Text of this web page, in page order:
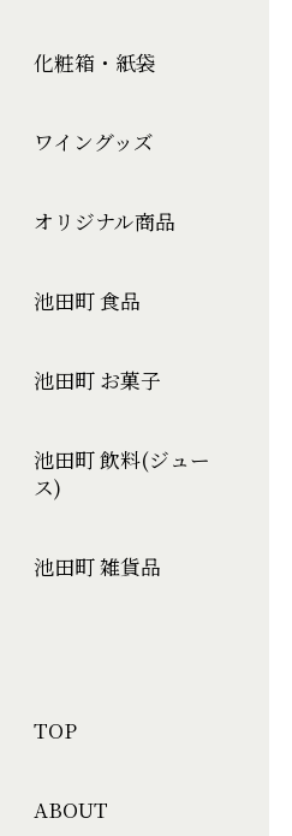
TOP
ABOUT
化粧箱・紙袋
ワイングッズ
オリジナル商品
池田町 食品
池田町 お菓子
池田町 飲料(ジュー
ス)
池田町 雑貨品